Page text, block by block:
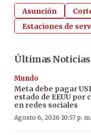
Asunción
Estaciones de
Últimas Noticias
Mundo
Meta debe pagar
estado de EEUU por
en redes sociales
Agosto 6, 2026 10:57 p. m.